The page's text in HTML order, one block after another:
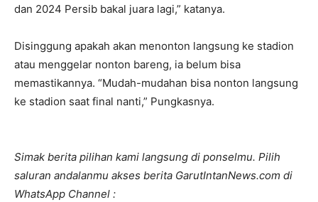
dan 2024 Persib bakal juara lagi,” katanya.
Disinggung apakah akan menonton langsung ke stadion
atau menggelar nonton bareng, ia belum bisa
memastikannya. “Mudah-mudahan bisa nonton langsung
ke stadion saat final nanti,” Pungkasnya.
Simak berita pilihan kami langsung di ponselmu. Pilih
saluran andalanmu akses berita GarutIntanNews.com di
WhatsApp Channel :